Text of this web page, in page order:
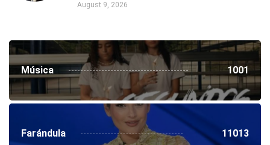
August 9, 2026
Música 1001
Farándula 11013